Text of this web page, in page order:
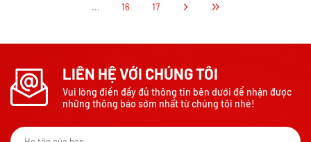
... 16 17
LIÊN HỆ VỚI CHÚNG TÔI
Vui lòng điền đầy đủ thông tin bên dưới để nhận được
những thông báo sớm nhất từ chúng tôi nhé!